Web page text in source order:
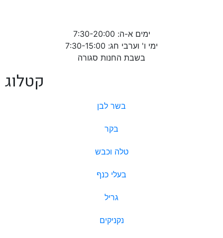
ימים א-ה: 7:30-20:00
ימי ו' וערבי חג: 7:30-15:00
בשבת החנות סגורה
קטלוג
בשר לבן
בקר
טלה וכבש
בעלי כנף
גריל
נקניקים